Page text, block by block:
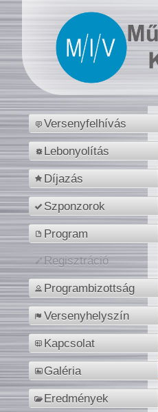
Versenyfelhívás
Lebonyolítás
Díjazás
Szponzorok
Program
Regisztráció
Programbizottság
Versenyhelyszín
Kapcsolat
Galéria
Eredmények